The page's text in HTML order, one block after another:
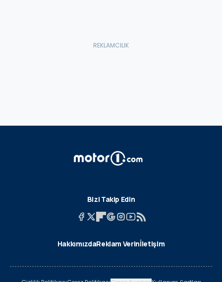
Bizi Takip Edin
HakkımızdaReklam Verinİletişim